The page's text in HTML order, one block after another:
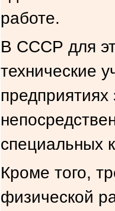
работе.
В СССР для
технические
специальных
Кроме того,
физической